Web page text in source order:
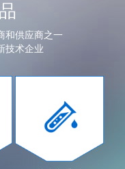
和供应商之一
技术企业